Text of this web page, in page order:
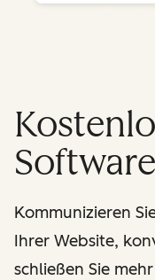
Software
Kommunizieren
Ihrer Website,
schließen Sie